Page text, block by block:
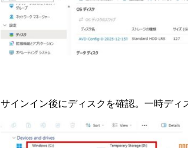
サインイン後にディスクを確認。一時デ